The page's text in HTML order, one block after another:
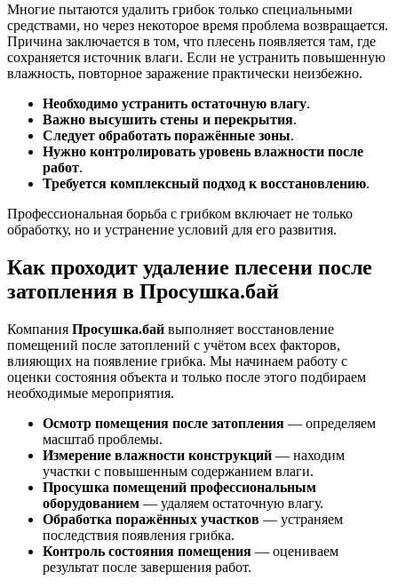
Многие пытаются удалить грибок только специальными
средствами, но через некоторое время проблема возвращается.
Причина заключается в том, что плесень появляется там, где
сохраняется источник влаги. Если не устранить повышенную
влажность, повторное заражение практически неизбежно.
Необходимо устранить остаточную влагу.
Важно высушить стены и перекрытия.
Следует обработать поражённые зоны.
Нужно контролировать уровень влажности после
работ.
Требуется комплексный подход к восстановлению.
Профессиональная борьба с грибком включает не только
обработку, но и устранение условий для его развития.
Как проходит удаление плесени после
затопления в Просушка.бай
Компания Просушка.бай выполняет восстановление
помещений после затоплений с учётом всех факторов,
влияющих на появление грибка. Мы начинаем работу с
оценки состояния объекта и только после этого подбираем
необходимые мероприятия.
Осмотр помещения после затопления — определяем
масштаб проблемы.
Измерение влажности конструкций — находим
участки с повышенным содержанием влаги.
Просушка помещений профессиональным
оборудованием — удаляем остаточную влагу.
Обработка поражённых участков — устраняем
последствия появления грибка.
Контроль состояния помещения — оцениваем
результат после завершения работ.